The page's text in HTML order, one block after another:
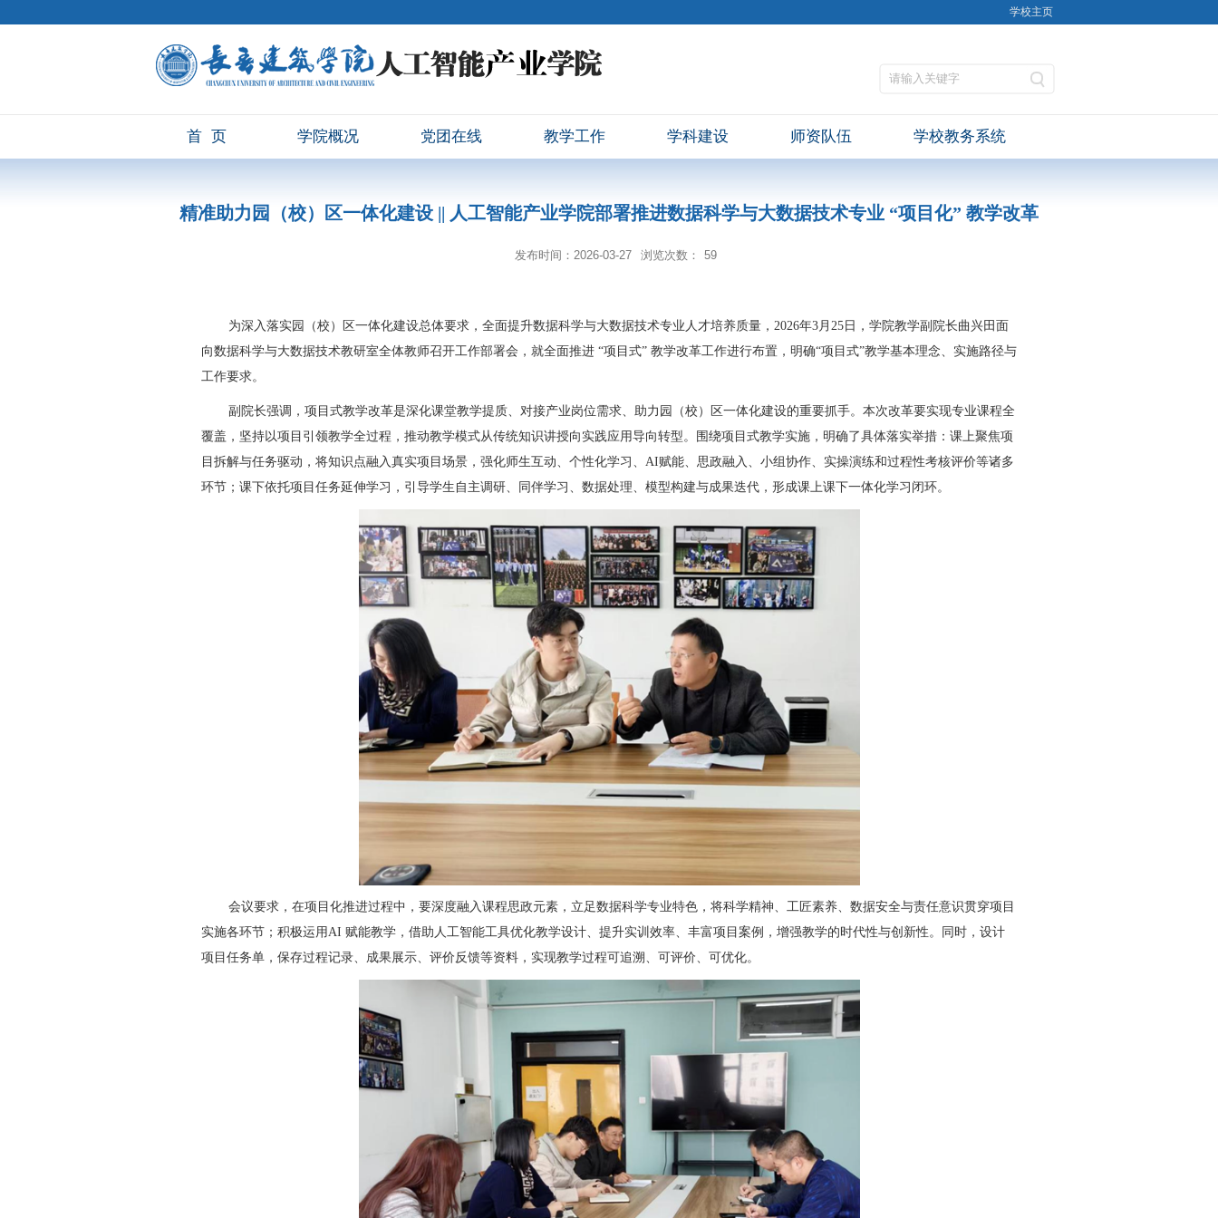
学校主页
首页 学院概况 党团在线 教学工作 学科建设 师资队伍 学校教务系统
精准助力园（校）区一体化建设 || 人工智能产业学院部署推进数据科学与大数据技术专业 “项目化” 教学改革
发布时间：2026-03-27 浏览次数： 59
为深入落实园（校）区一体化建设总体要求，全面提升数据科学与大数据技术专业人才培养质量， 2026年3月 25日，学院教学副院长曲兴田面
向数据科学与大数据技术教研室全体教师召开工作部署会，就全面推进 “项目式” 教学改革工作进行布置，明确“项目式”教学基本理念、实施路径与
工作要求。
副院长强调，项目式教学改革是深化课堂教学提质、对接产业岗位需求、助力园（校）区一体化建设的重要抓手。本次改革要实现专业课程全
覆盖，坚持以项目引领教学全过程，推动教学模式从传统知识讲授向实践应用导向转型。围绕项目式教学实施，明确了具体落实举措：课上聚焦项
目拆解与任务驱动，将知识点融入真实项目场景，强化师生互动、个性化学习、 AI赋能、思政融入、小组协作、实操演练和过程性考核评价等诸多
环节；课下依托项目任务延伸学习，引导学生自主调研、同伴学习、数据处理、模型构建与成果迭代，形成课上课下一体化学习闭环。
会议要求，在项目化推进过程中，要深度融入课程思政元素，立足数据科学专业特色，将科学精神、工匠素养、数据安全与责任意识贯穿项目
实施各环节；积极运用AI 赋能教学，借助人工智能工具优化教学设计、提升实训效率、丰富项目案例，增强教学的时代性与创新性。同时，设计
项目任务单，保存过程记录、成果展示、评价反馈等资料，实现教学过程可追溯、可评价、可优化。